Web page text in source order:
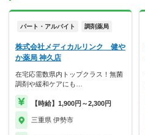
パート・アルバイト 調剤薬局
株式会社メディカルリンク 健や
か薬局 神久店
在宅応需数県内トップクラス！無菌
調剤や緩和ケアにも…
【時給】1,900円～2,300円
三重県 伊勢市